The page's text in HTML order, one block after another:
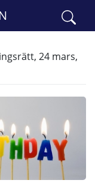
24 mars,